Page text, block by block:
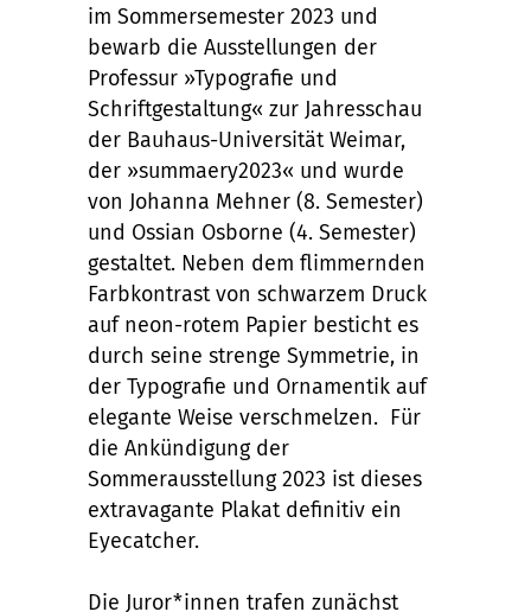
im Sommersemester 2023 und
bewarb die Ausstellungen der
Professur »Typografie und
Schriftgestaltung« zur Jahresschau
der Bauhaus-Universität Weimar,
der »summaery2023« und wurde
von Johanna Mehner (8. Semester)
und Ossian Osborne (4. Semester)
gestaltet. Neben dem flimmernden
Farbkontrast von schwarzem Druck
auf neon-rotem Papier besticht es
durch seine strenge Symmetrie, in
der Typografie und Ornamentik auf
elegante Weise verschmelzen. Für
die Ankündigung der
Sommerausstellung 2023 ist dieses
extravagante Plakat definitiv ein
Eyecatcher.
Die Juror*innen trafen zunächst